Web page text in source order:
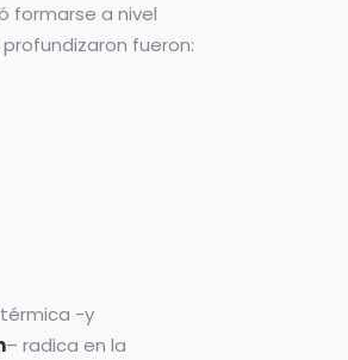
formarse a nivel
fueron:
térmica -y
– radica en la